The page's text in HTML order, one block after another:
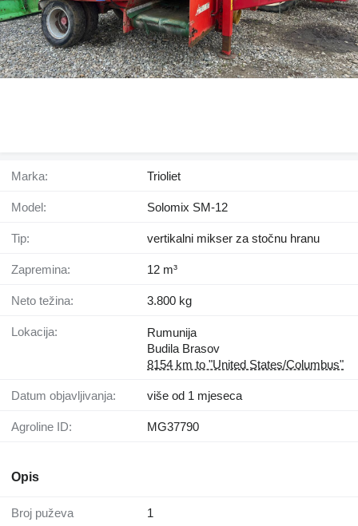
Marka: Trioliet
Model: Solomix SM-12
Tip: vertikalni mikser za stočnu hranu
Zapremina: 12 m³
Neto težina: 3.800 kg
Lokacija:
Rumunija
Budila Brasov
8154 km to "United States/Columbus"
Datum objavljivanja: više od 1 mjeseca
Agroline ID: MG37790
Opis
Broj puževa 1